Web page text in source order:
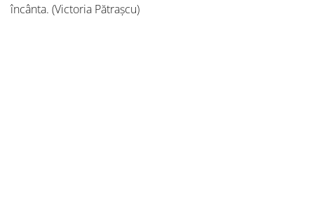
încânta. (Victoria Pătrașcu)